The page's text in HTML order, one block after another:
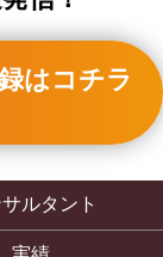
はコチラ
ルタント